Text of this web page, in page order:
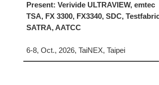
Present: Verivide ULTRAVIEW, emtec
TSA, FX 3300, FX3340, SDC,
SATRA, AATCC
6-8, Oct., 2026, TaiNEX, Taipei